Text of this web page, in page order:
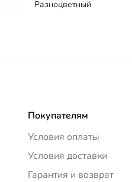
Разноцветный
Покупателям
Условия оплаты
Условия доставки
Гарантия и возврат